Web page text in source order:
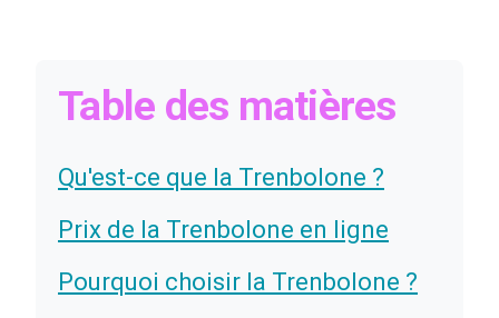
Table des matières
Qu'est-ce que la Trenbolone ?
Prix de la Trenbolone en ligne
Pourquoi choisir la Trenbolone ?